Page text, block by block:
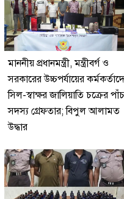
মাননীয় প্রধানমন্ত্রী, মন্ত্রীবর্গ ও
সরকারের উচ্চপর্যায়ের
সিল-স্বাক্ষর জালিয়াতি চক্রের পাঁচ
সদস্য গ্রেফতার; বিপুল আলামত
উদ্ধার